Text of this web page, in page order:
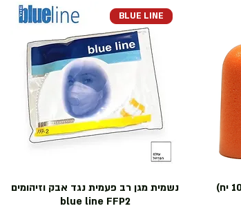
BLUE LINE
נשמית מגן רב פעמית נגד אבק וזיהומים
blue line FFP2